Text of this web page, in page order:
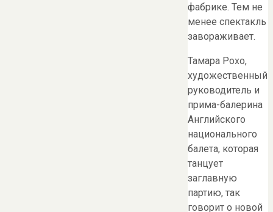
фабрике. Тем не
менее спектакль
завораживает.
Тамара Рохо,
художественный
руководитель и
прима-балерина
Английского
национального
балета, которая
танцует
заглавную
партию, так
говорит о новой